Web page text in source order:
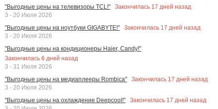
"Выгодные цены на телевизоры TCL!"
Закончилась 17 дней назад
3 - 20 Июля 2026
"Выгодные цены на ноутбуки GIGABYTE!"
Закончилась 17 дней назад
3 - 20 Июля 2026
"Выгодные цены на кондиционеры Haier, Candy!"
Закончилась 6 дней назад
3 - 31 Июля 2026
"Выгодные цены на медиаплееры Rombica"
Закончилась 17 дней назад
3 - 20 Июля 2026
"Выгодные цены на охлаждение Deepcool!"
Закончилась 17 дней назад